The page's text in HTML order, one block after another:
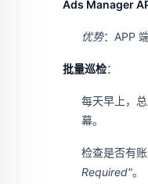
Ads Manager
优势：APP
批量巡检：
每天早上，
幕。
检查是否有
Required"。